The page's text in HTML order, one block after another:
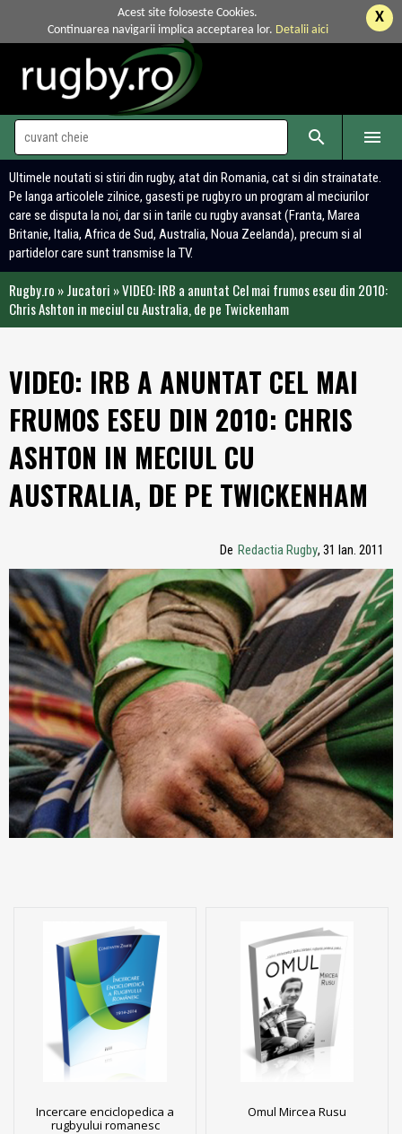
X
Acest site foloseste Cookies.
Continuarea navigarii implica acceptarea lor. Detalii aici
 
Ultimele noutati si stiri din rugby, atat din Romania, cat si din strainatate.
Pe langa articolele zilnice, gasesti pe rugby.ro un program al meciurilor
care se disputa la noi, dar si in tarile cu rugby avansat (Franta, Marea
Britanie, Italia, Africa de Sud, Australia, Noua Zeelanda), precum si al
partidelor care sunt transmise la TV.
Rugby.ro »Jucatori »VIDEO: IRB a anuntat Cel mai frumos eseu din 2010:
Chris Ashton in meciul cu Australia, de pe Twickenham
VIDEO: IRB A ANUNTAT CEL MAI
FRUMOS ESEU DIN 2010: CHRIS
ASHTON IN MECIUL CU
AUSTRALIA, DE PE TWICKENHAM
De Redactia Rugby, 31 Ian. 2011
Incercare enciclopedica a
rugbyului romanesc
Omul Mircea Rusu